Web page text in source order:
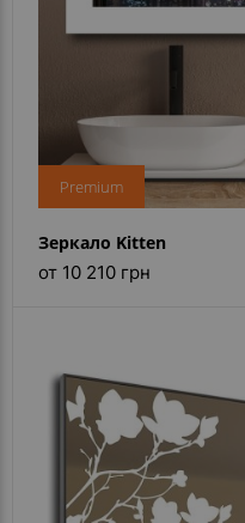
Premium
Зеркало Kitten
от 10 210 грн